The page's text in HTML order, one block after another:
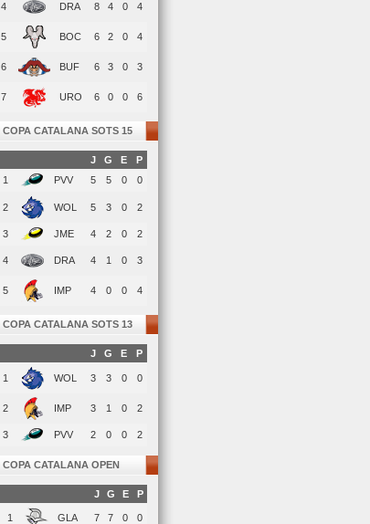
4 DRA 8 4 0 4
5 BOC 6 2 0 4
6 BUF 6 3 0 3
7 URO 6 0 0 6
COPA CATALANA SOTS 15
J G E
P
1
PVV 5 5 0 0
2 WOL 5 3 0 2
3 JME 4 2 0 2
4 DRA 4 1 0 3
5 IMP 4 0 0 4
COPA CATALANA SOTS 13
J G E P
1 WOL 3 3 0 0
2 IMP 3 1 0 2
3 PVV 2 0 0 2
COPA CATALANA OPEN
J G E P
1 GLA 7 7 0 0